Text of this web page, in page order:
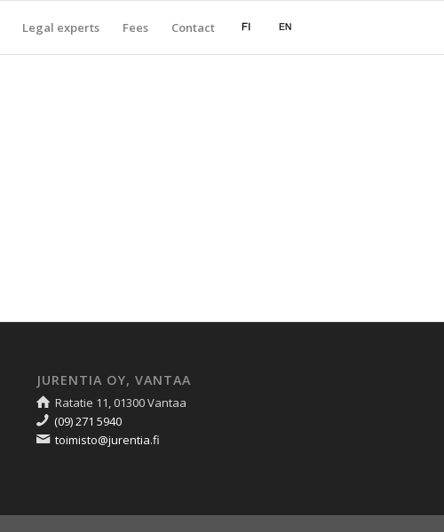
Legal experts Fees Contact
JURENTIA OY, VANTAA
Ratatie 11, 01300 Vantaa
(09) 271 5940
toimisto@jurentia.fi